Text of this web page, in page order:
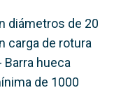
diámetros de 20
carga de rotura
Barra hueca
de 1000